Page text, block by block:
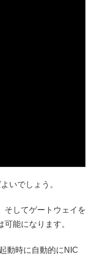
いでしょう。
そしてゲートウェイを
能になります。
動時に自動的にNIC